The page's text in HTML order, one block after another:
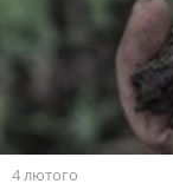
4 лютого